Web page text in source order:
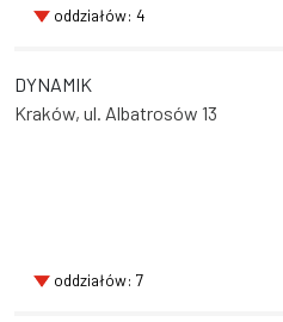
oddziałów: 4
DYNAMIK
Kraków, ul. Albatrosów 13
oddziałów: 7